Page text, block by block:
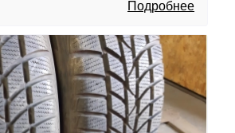
Подробнее